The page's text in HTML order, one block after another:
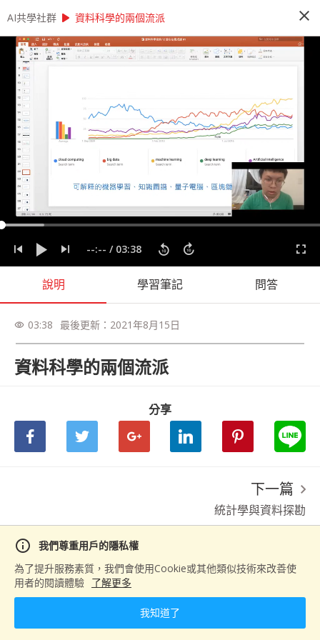
AI共學社群 play_arrow AI 先修班 - 資料科學家的 12 堂心法養成課
AI 先修班 - 資料科學家的 12 堂心法養成
課
這是一個資料的時代，人人好像都需要會一點運用
資料的能力。本課程將透過 12 + X 堂課程，內容
將會談到資料科學的發展脈絡以及一個資料專案起
承轉合，陪著你逐步建構全面的資料分析心法。
people_alt
label 分析思考 實務經驗
實際應用
心法
程式設計
資料專案
資料科學
課程內容(60) 問答 學習筆記 會員(14) 課程介
info
我們尊重用戶的隱私權
為了提升服務素質，我們會使用Cookie或其他類似技術來改善使
用者的閱讀體驗 了解更多
我知道了
AI共學社群 play_arrow 資料科學的兩個流派 close
--:-- / 03:38
說明 學習筆記 問答
visibility 03:38 最後更新： 2021年8月15日
資料科學的兩個流派
分享
下一篇
統計學與資料探勘